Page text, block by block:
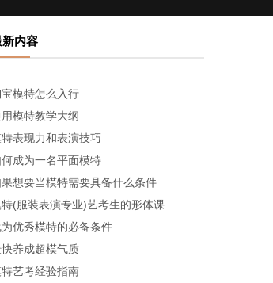
新内容
模特怎么入行
模特教学大纲
表现力和表演技巧
成为一名平面模特
想要当模特需要具备什么条件
(服装表演专业)艺考生的形体课
为优秀模特的必备条件
养成超模气质
艺考经验指南